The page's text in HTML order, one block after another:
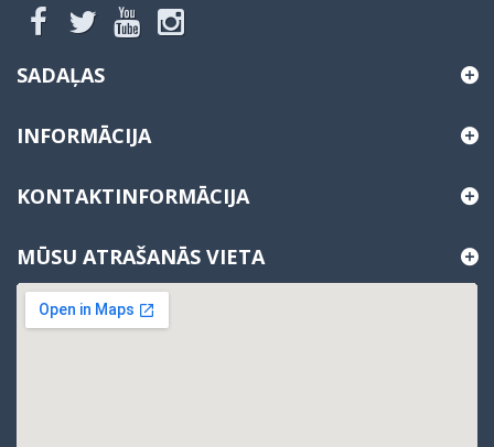
SADAĻAS
INFORMĀCIJA
KONTAKTINFORMĀCIJA
MŪSU ATRAŠANĀS VIETA